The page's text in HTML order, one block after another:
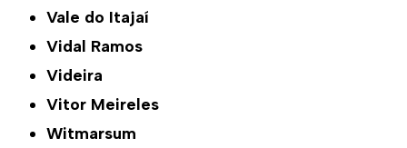
Vale do Itajaí
Vidal Ramos
Videira
Vitor Meireles
Witmarsum